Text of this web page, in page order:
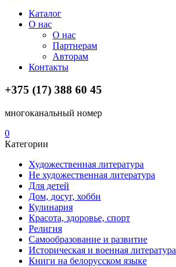
Каталог
О нас
О нас
Партнерам
Авторам
Контакты
+375 (17) 388 60 45
многоканальный номер
0
Категории
Художественная литература
Не художественная литература
Для детей
Дом, досуг, хобби
Кулинария
Красота, здоровье, спорт
Религия
Самообразование и развитие
Историческая и военная литература
Книги на белорусском языке